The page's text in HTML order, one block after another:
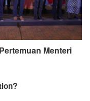
Menteri